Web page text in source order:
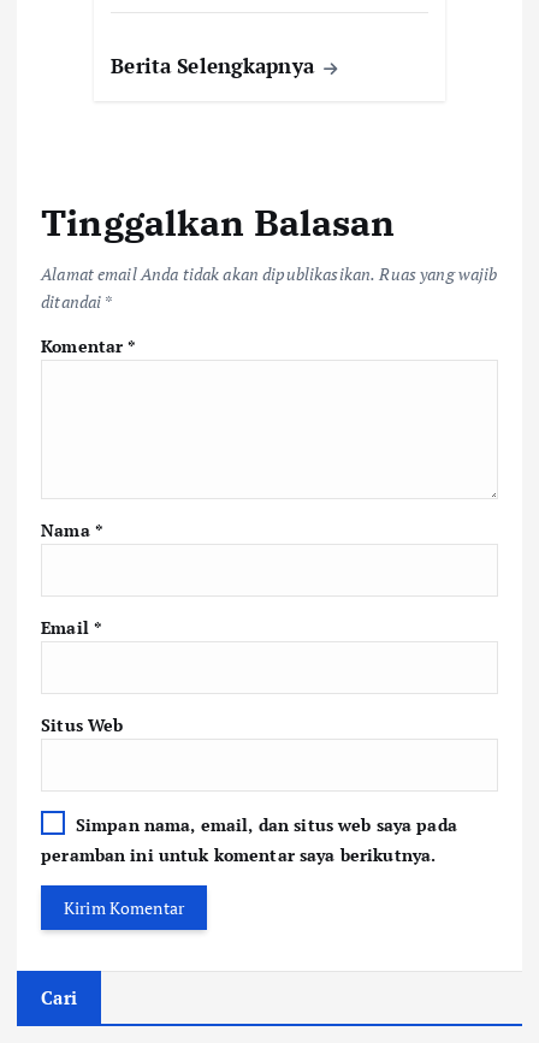
Berita Selengkapnya
Tinggalkan Balasan
Alamat email Anda tidak akan dipublikasikan. Ruas yang wajib
ditandai *
Komentar*
Nama *
Email *
Situs Web
Simpan nama, email, dan situs web saya pada
peramban ini untuk komentar saya berikutnya.
Cari